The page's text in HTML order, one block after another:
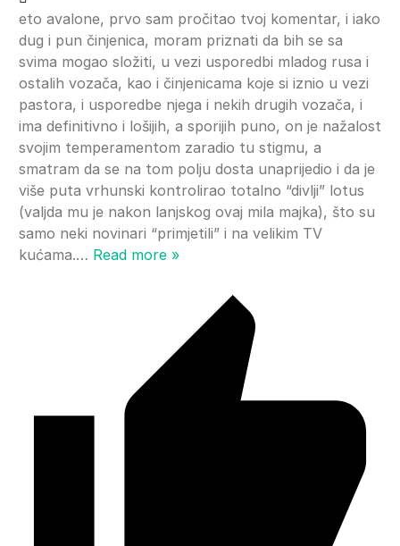
eto avalone, prvo sam pročitao tvoj komentar, i iako
dug i pun činjenica, moram priznati da bih se sa
svima mogao složiti, u vezi usporedbi mladog rusa i
ostalih vozača, kao i činjenicama koje si iznio u vezi
pastora, i usporedbe njega i nekih drugih vozača, i
ima definitivno i lošijih, a sporijih puno, on je nažalost
svojim temperamentom zaradio tu stigmu, a
smatram da se na tom polju dosta unaprijedio i da je
više puta vrhunski kontrolirao totalno “divlji” lotus
(valjda mu je nakon lanjskog ovaj mila majka), što su
samo neki novinari “primjetili” i na velikim TV
kućama.… Read more »